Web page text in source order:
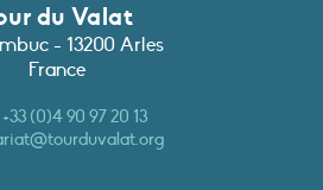
du Valat
- 13200 Arles
France
+33 (0)4 90 97 20 13